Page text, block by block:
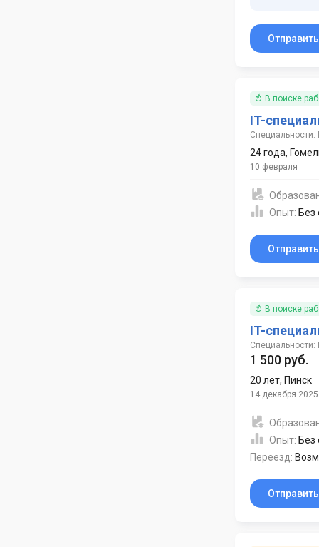
В поиске
IT-
Специальности:
24 года,
10 февраля
Опыт: Без
В поиске
IT-
Специальности:
1 500 руб.
20 лет, Пинск
14 декабря 2025
Опыт: Без
Переезд: